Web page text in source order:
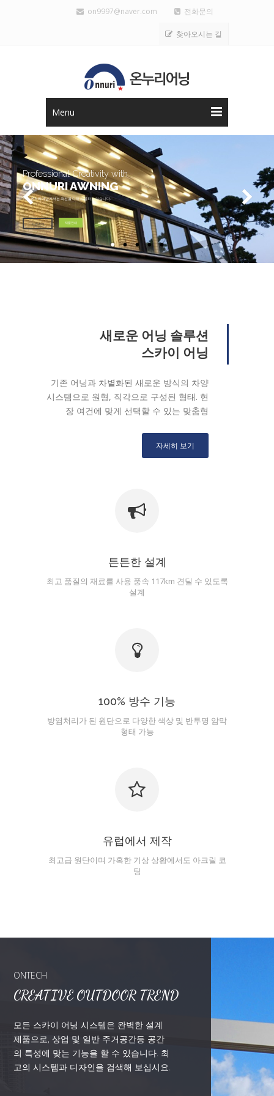
on9997@naver.com 전화문의
찾아오시는 길
Menu
Professional Creativity with
ONNURI AWNING
저희 온누리어닝에서는 최선을 다해 시공하고 있습니다.
사업소개 제품안내
새로운 어닝 솔루션
스카이 어닝
기존 어닝과 차별화된 새로운 방식의 차양
시스템으로 원형, 직각으로 구성된 형태. 현
장 여건에 맞게 선택할 수 있는 맞춤형
자세히 보기
튼튼한 설계
최고 품질의 재료를 사용 풍속 117km 견딜 수 있도록
설계
100% 방수 기능
방염처리가 된 원단으로 다양한 색상 및 반투명 암막
형태 가능
유럽에서 제작
최고급 원단이며 가혹한 기상 상황에서도 아크릴 코
팅
ONTECH
CREATIVE OUTDOOR TREND
모든 스카이 어닝 시스템은 완벽한 설계
제품으로, 상업 및 일반 주거공간등 공간
의 특성에 맞는 기능을 할 수 있습니다. 최
고의 시스템과 디자인을 검색해 보십시요.